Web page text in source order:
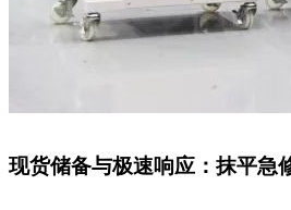
现货储备与极速响应：抹平急